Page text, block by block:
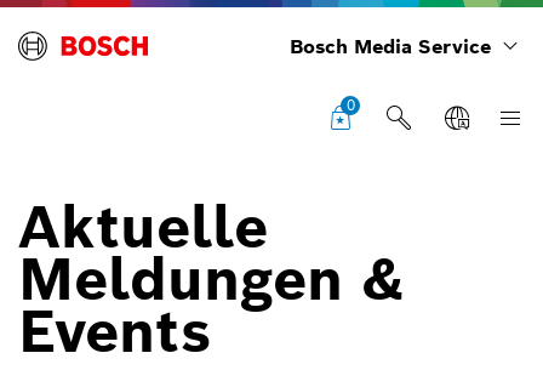
Bosch Media Service
0
Aktuelle
Meldungen &
Events